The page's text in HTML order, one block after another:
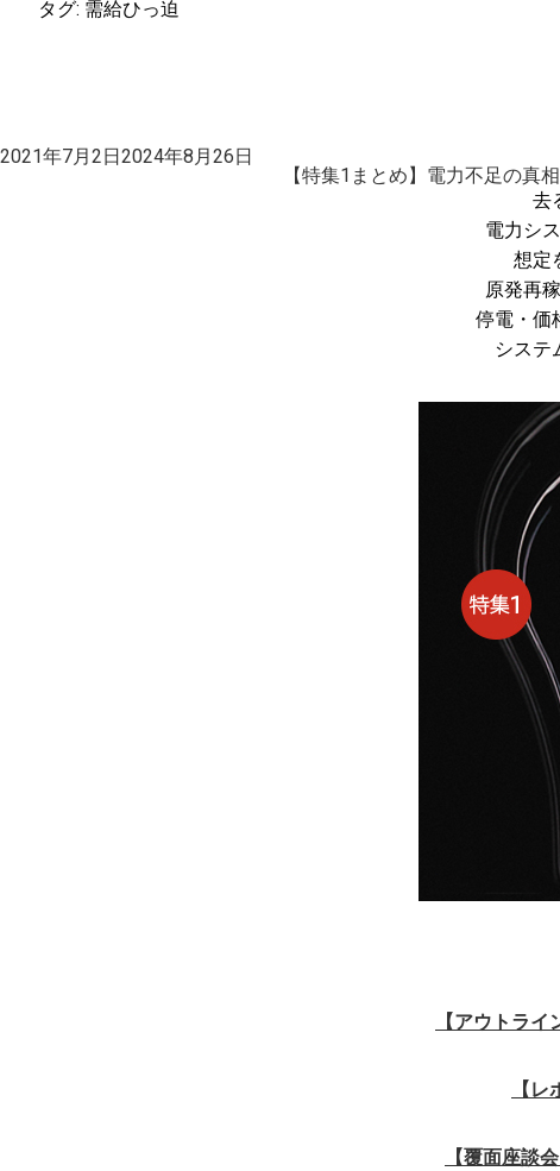
タグ: 需給ひっ迫
投
2021年7月2日2024年8月26日
【特集1まとめ】電力不足の真
去
電力シ
想定
原発再
停電・価
システ
【アウトラ
【
【覆面座談